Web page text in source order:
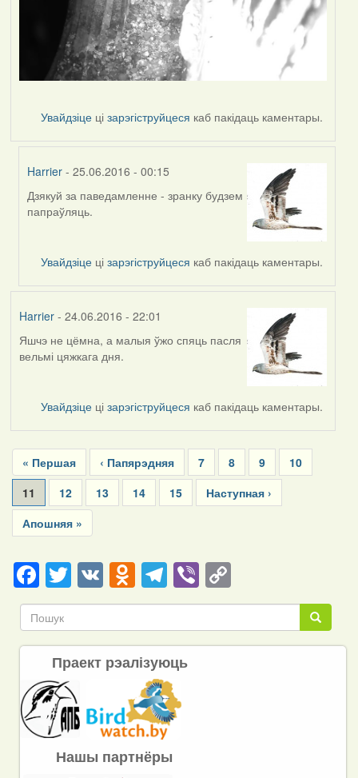
Увайдзіце цізарэгіструйцеся каб пакідаць каментары.
Harrier - 25.06.2016 - 00:15
In
reply
Дарья
Дзякуй за паведамленне - зранку будзем
папраўляць.
Увайдзіце цізарэгіструйцеся каб пакідаць каментары.
Harrier- 24.06.2016 - 22:01
Яшчэ не цёмна, а малыя ўжо спяць пасля
вельмі цяжкага дня.
Увайдзіце цізарэгіструйцеся каб пакідаць каментары.
Pagination
First
page
« Першая
Previous
page
‹ Папярэдняя Page
7 Page
8 Page
9 Page
10
Current
page
11 Page
12 Page
13 Page
14 Page
15
Next
page
Наступная ›
Last
page
Апошняя »
Facebook
Twitter
VKOdnoklassniki
Telegram
ViberCopy
Link Пошук
Пошук
Праект рэалізуюць
Нашы партнёры